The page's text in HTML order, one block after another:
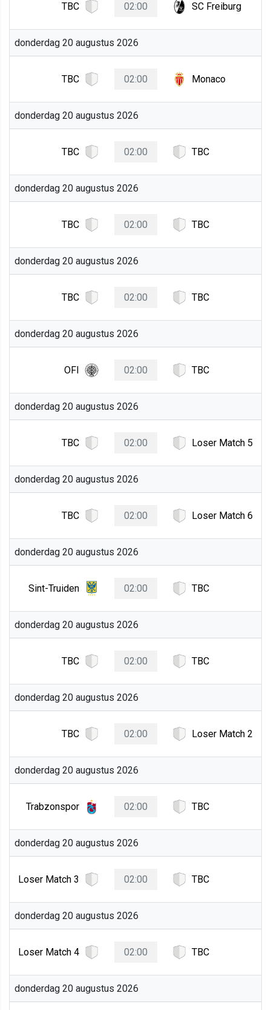
TBC 02:00 SC Freiburg
donderdag 20 augustus 2026
TBC 02:00 Monaco
donderdag 20 augustus 2026
TBC 02:00 TBC
donderdag 20 augustus 2026
TBC 02:00 TBC
donderdag 20 augustus 2026
TBC 02:00 TBC
donderdag 20 augustus 2026
OFI 02:00 TBC
donderdag 20 augustus 2026
TBC 02:00 Loser Match 5
donderdag 20 augustus 2026
TBC 02:00 Loser Match 6
donderdag 20 augustus 2026
Sint-Truiden 02:00 TBC
donderdag 20 augustus 2026
TBC 02:00 TBC
donderdag 20 augustus 2026
TBC 02:00 Loser Match 2
donderdag 20 augustus 2026
Trabzonspor 02:00 TBC
donderdag 20 augustus 2026
Loser Match 3 02:00 TBC
donderdag 20 augustus 2026
Loser Match 4 02:00 TBC
donderdag 20 augustus 2026